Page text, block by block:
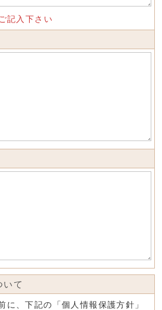
記入下さい
いて
に、下記の「個人情報保護方針」